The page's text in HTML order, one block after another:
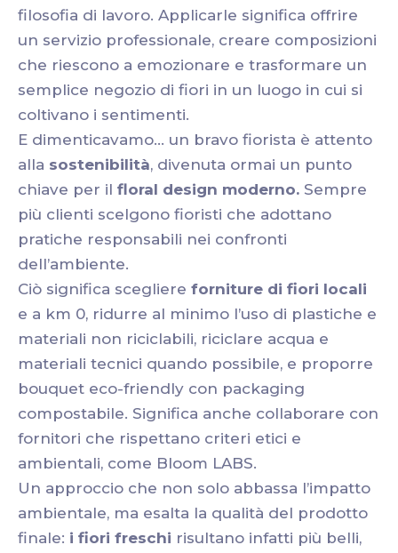
filosofia di lavoro. Applicarle significa offrire
un servizio professionale, creare composizioni
che riescono a emozionare e trasformare un
semplice negozio di fiori in un luogo in cui si
coltivano i sentimenti.
E dimenticavamo... un bravo fiorista è attento
alla sostenibilità, divenuta ormai un punto
chiave per il floral design moderno. Sempre
più clienti scelgono fioristi che adottano
pratiche responsabili nei confronti
dell’ambiente.
Ciò significa scegliere forniture di fiori locali
e a km 0, ridurre al minimo l’uso di plastiche e
materiali non riciclabili, riciclare acqua e
materiali tecnici quando possibile, e proporre
bouquet eco-friendly con packaging
compostabile. Significa anche collaborare con
fornitori che rispettano criteri etici e
ambientali, come Bloom LABS.
Un approccio che non solo abbassa l’impatto
ambientale, ma esalta la qualità del prodotto
finale: i fiori freschi risultano infatti più belli,